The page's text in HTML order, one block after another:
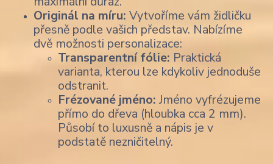
Originál na míru: Vytvoříme vám židličku
přesně podle vašich představ. Nabízíme
dvě možnosti personalizace:
Transparentní fólie: Praktická
varianta, kterou lze kdykoliv jednoduše
odstranit.
Frézované jméno:Jméno vyfrézujeme
přímo do dřeva (hloubka cca 2 mm).
Působí to luxusně a nápis je v
podstatě nezničitelný.